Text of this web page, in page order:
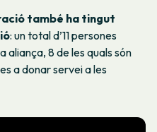
també ha tingut
: un total d’11 persones
8 de les quals són
a donar servei a les